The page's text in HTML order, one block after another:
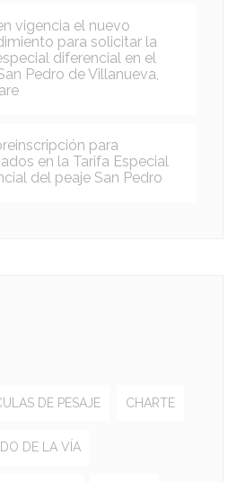
vigencia el nuevo
para solicitar la
diferencial en el
Pedro de Villanueva,
para
en la Tarifa Especial
del peaje San Pedro
DE PESAJE CHARTE
DE LA VÍA